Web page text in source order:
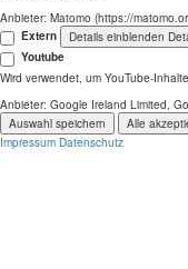
Anbieter: Matomo (https://
Extern
Details einblenden
Youtube
Wird verwendet, um YouTube-
Anbieter: Google Ireland Limited,
Auswahl speichern
Alle
Impressum Datenschutz